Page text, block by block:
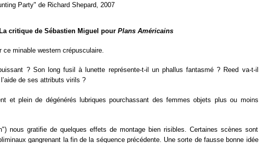
Party" de Richard Shepard, 2007
critique de Sébastien Miguel pour Plans Américains
ce minable western crépusculaire.
? Son long fusil à lunette représente-t-il un phallus fantasmé ? Reed va-t-il
l’aide de ses attributs virils ?
et plein de dégénérés lubriques pourchassant des femmes objets plus ou moins
nous gratifie de quelques effets de montage bien risibles. Certaines scènes sont
gangrenant la fin de la séquence précédente. Une sorte de fausse bonne idée